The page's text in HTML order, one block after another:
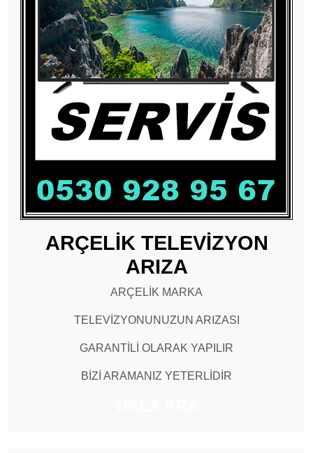
ARÇELİK TELEVİZYON
ARIZA
ARÇELİK MARKA
TELEVİZYONUNUZUN ARIZASI
GARANTİLİ OLARAK YAPILIR
BİZİ ARAMANIZ YETERLİDİR